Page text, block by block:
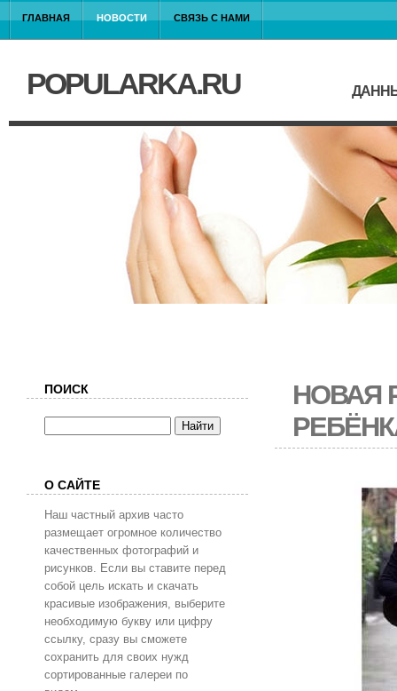
ГЛАВНАЯ НОВОСТИ СВЯЗЬ С НАМИ
POPULARKA.RU
НОВАЯ
ПОИСК
О САЙТЕ
Наш частный архив часто
размещает огромное количество
качественных фотографий и
рисунков. Если вы ставите перед
собой цель искать и скачать
красивые изображения, выберите
необходимую букву или цифру
ссылку, сразу вы сможете
сохранить для своих нужд
сортированные галереи по